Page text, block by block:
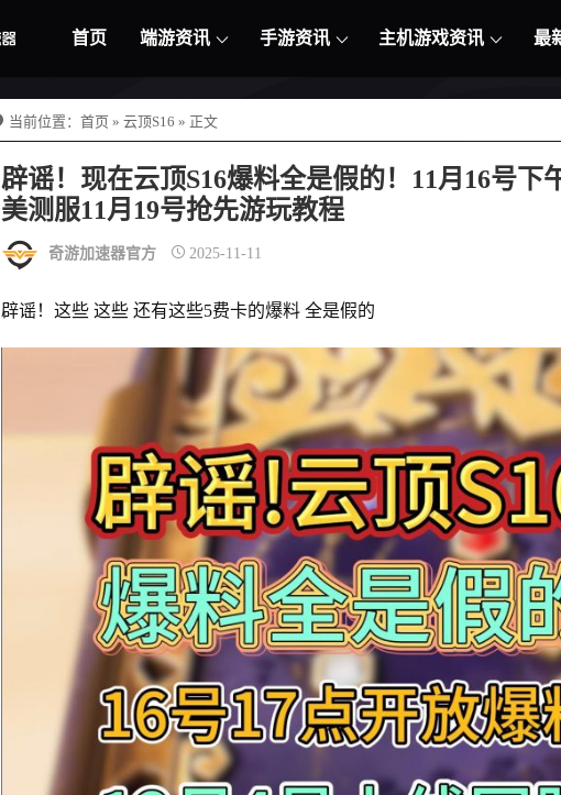
首页 端游资讯 手游资讯 主机游戏资讯 最
当前位置： 首页 » 云顶S16 » 正文
辟谣！现在云顶S16爆料全是假的！11月16号下
美测服11月19号抢先游玩教程
奇游加速器官方 2025-11-11
辟谣！这些 这些 还有这些5费卡的爆料 全是假的